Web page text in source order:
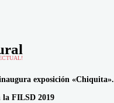
exposición «Chiquita».
la FILSD 2019